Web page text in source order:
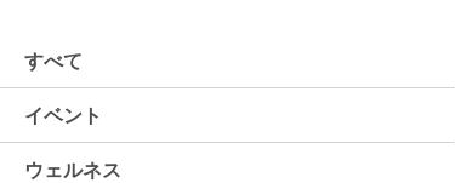
すべて
イベント
ウェルネス